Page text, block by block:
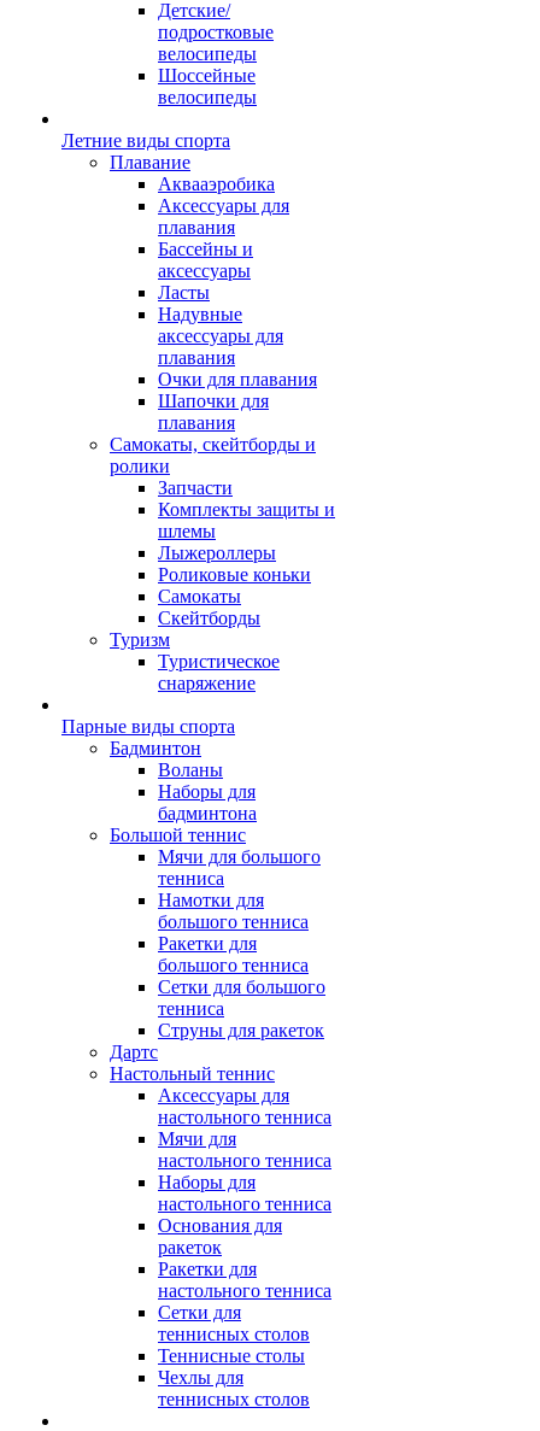
Детские/
подростковые
велосипеды
Шоссейные
велосипеды
Летние виды спорта
Плавание
Аквааэробика
Аксессуары для
плавания
Бассейны и
аксессуары
Ласты
Надувные
аксессуары для
плавания
Очки для плавания
Шапочки для
плавания
Самокаты, скейтборды и
ролики
Запчасти
Комплекты защиты и
шлемы
Лыжероллеры
Роликовые коньки
Самокаты
Скейтборды
Туризм
Туристическое
снаряжение
Парные виды спорта
Бадминтон
Воланы
Наборы для
бадминтона
Большой теннис
Мячи для большого
тенниса
Намотки для
большого тенниса
Ракетки для
большого тенниса
Сетки для большого
тенниса
Струны для ракеток
Дартс
Настольный теннис
Аксессуары для
настольного тенниса
Мячи для
настольного тенниса
Наборы для
настольного тенниса
Основания для
ракеток
Ракетки для
настольного тенниса
Сетки для
теннисных столов
Теннисные столы
Чехлы для
теннисных столов